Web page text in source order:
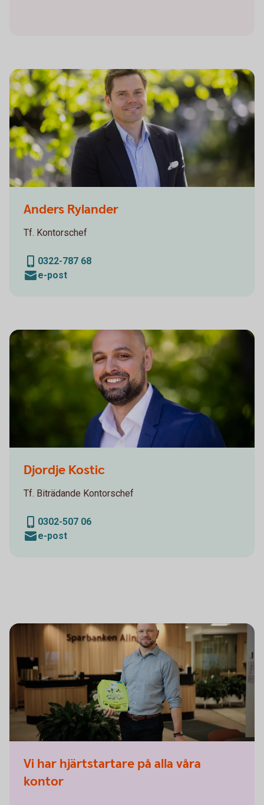
Anders Rylander
Tf. Kontorschef
0322-787 68
e-post
Personalporträtt
Djordje Kostic
Tf. Biträdande Kontorschef
0302-507 06
e-post
Vi har hjärtstartare på alla våra
kontor